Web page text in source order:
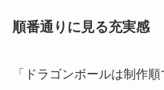
順番通りに見る充実感
「ドラゴンボールは制作